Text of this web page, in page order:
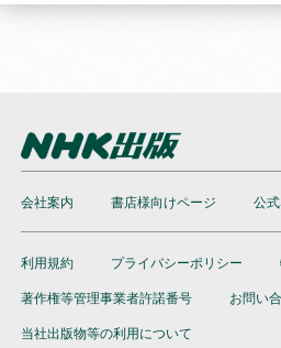
会社案内 書店様向けページ 公
利用規約 プライバシーポリシー
著作権等管理事業者許諾番号 お問い
当社出版物等の利用について